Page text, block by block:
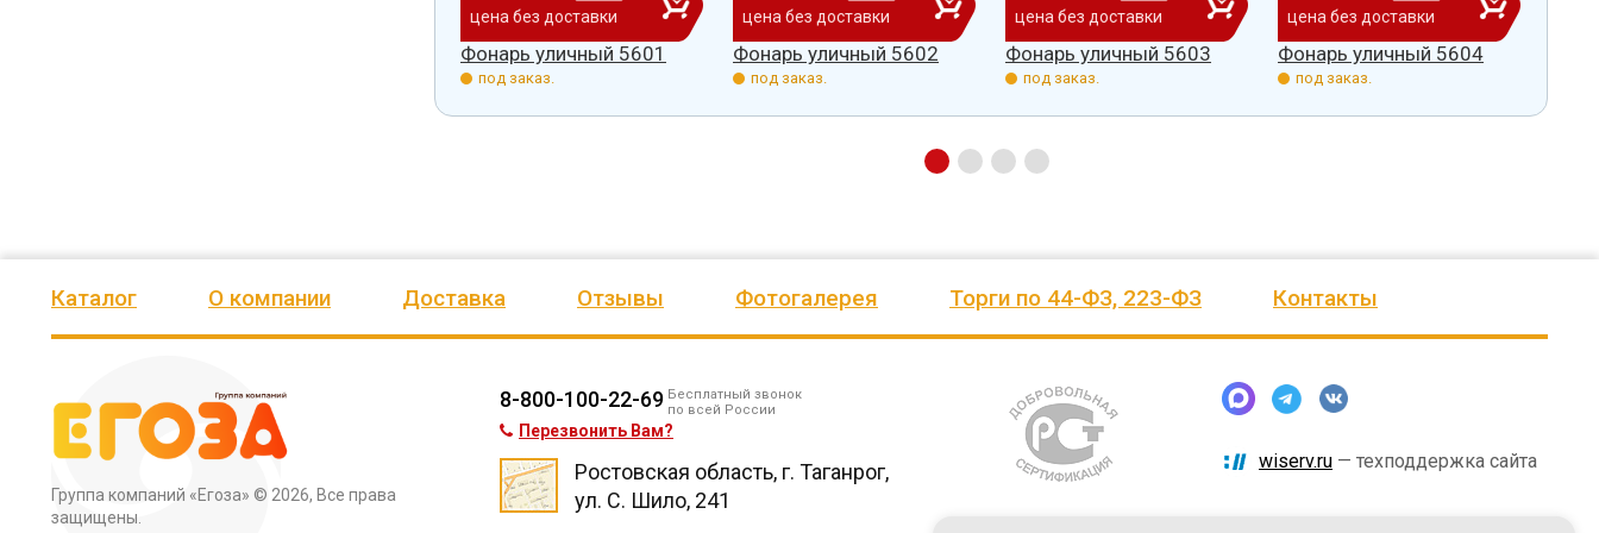
цена без доставки
Фонарь уличный 5601
под заказ.
цена без доставки
Фонарь уличный 5602
под заказ.
цена без доставки
Фонарь уличный 5603
под заказ.
цена без доставки
Фонарь уличный 5604
под заказ.
Каталог О компании Доставка Отзывы Фотогалерея Торги по 44-ФЗ, 223-ФЗ Контакты
Группа компаний «Егоза» © 2026, Все права
защищены.
8-800-100-22-69 Бесплатный звонок
по всей России
Перезвонить Вам?
Ростовская область, г. Таганрог,
ул. С. Шило, 241
wiserv.ru — техподдержка сайта